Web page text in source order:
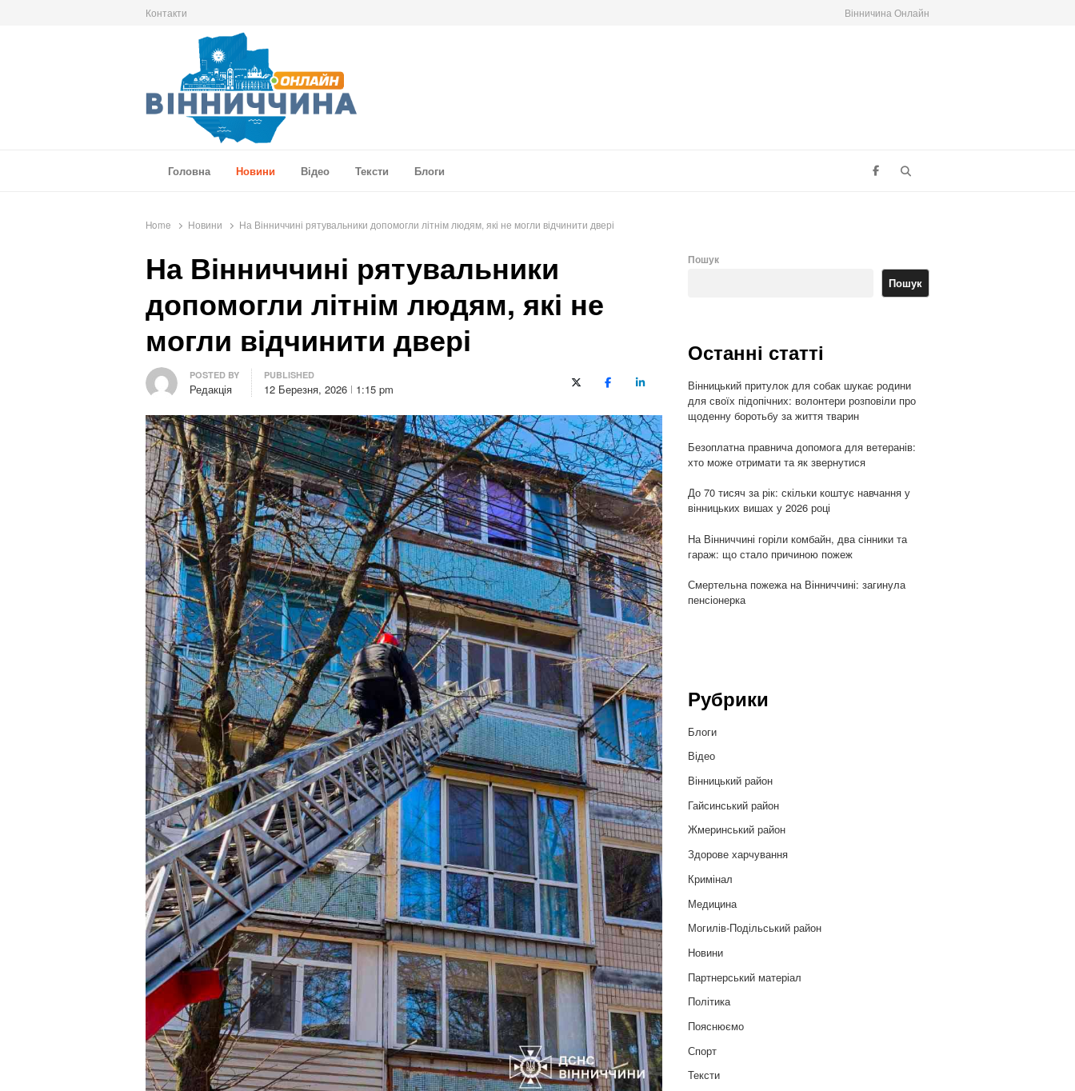
Контакти Вінничина Онлайн
Головна
Новини Відео Тексти Блоги
Home Новини На Вінниччині рятувальники допомогли літнім людям, які не могли відчинити двері
На Вінниччині рятувальники
допомогли літнім людям, які не
могли відчинити двері
Author
POSTED BY
Редакція
PUBLISHED
12 Березня, 2026 1:15 pm X (Twitter)FacebookLinkedIn
Пошук
Пошук
Останні статті
Вінницький притулок для собак шукає родини
для своїх підопічних: волонтери розповіли про
щоденну боротьбу за життя тварин
Безоплатна правнича допомога для ветеранів:
хто може отримати та як звернутися
До 70 тисяч за рік: скільки коштує навчання у
вінницьких вишах у 2026 році
На Вінниччині горіли комбайн, два сінники та
гараж: що стало причиною пожеж
Смертельна пожежа на Вінниччині: загинула
пенсіонерка
Рубрики
Блоги
Відео
Вінницький район
Гайсинський район
Жмеринський район
Здорове харчування
Кримінал
Медицина
Могилів-Подільський район
Новини
Партнерський матеріал
Політика
Пояснюємо
Спорт
Тексти